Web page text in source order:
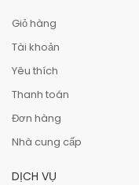
Giỏ hàng
Tài khoản
Yêu thích
Thanh toán
Đơn hàng
Nhà cung cấp
DỊCH VỤ